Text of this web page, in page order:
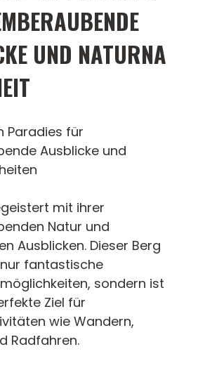
UND NATURNA
Paradies für
Ausblicke und
mit ihrer
Natur und
Ausblicken. Dieser Berg
fantastische
sondern ist
Ziel für
wie Wandern,
Radfahren.